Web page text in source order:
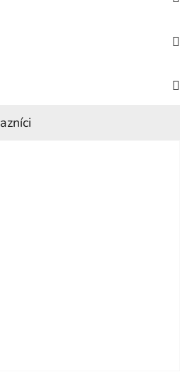
z 5 hvězdiček.
z 5 hvězdiček.
z 5 hvězdiček.
z 5 hvězdiček.